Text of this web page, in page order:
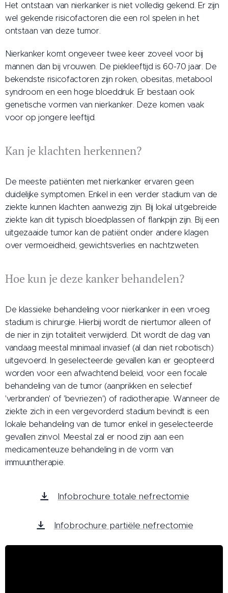
Het ontstaan van nierkanker is niet volledig gekend. Er zijn
wel gekende risicofactoren die een rol spelen in het
ontstaan van deze tumor.
Nierkanker komt ongeveer twee keer zoveel voor bij
mannen dan bij vrouwen. De piekleeftijd is 60-70 jaar. De
bekendste risicofactoren zijn roken, obesitas, metabool
syndroom en een hoge bloeddruk. Er bestaan ook
genetische vormen van nierkanker. Deze komen vaak
voor op jongere leeftijd.
Kan je klachten herkennen?
De meeste patiënten met nierkanker ervaren geen
duidelijke symptomen. Enkel in een verder stadium van de
ziekte kunnen klachten aanwezig zijn. Bij lokal uitgebreide
ziekte kan dit typisch bloedplassen of flankpijn zijn. Bij een
uitgezaaide tumor kan de patiënt onder andere klagen
over vermoeidheid, gewichtsverlies en nachtzweten.
Hoe kun je deze kanker behandelen?
De klassieke behandeling voor nierkanker in een vroeg
stadium is chirurgie. Hierbij wordt de niertumor alleen of
de nier in zijn totaliteit verwijderd. Dit wordt de dag van
vandaag meestal minimaal invasief (al dan niet robotisch)
uitgevoerd. In geselecteerde gevallen kan er geopteerd
worden voor een afwachtend beleid, voor een focale
behandeling van de tumor (aanprikken en selectief
'verbranden' of 'bevriezen') of radiotherapie. Wanneer de
ziekte zich in een vergevorderd stadium bevindt is een
lokale behandeling van de tumor enkel in geselecteerde
gevallen zinvol. Meestal zal er nood zijn aan een
medicamenteuze behandeling in de vorm van
immuuntherapie.
Infobrochure totale nefrectomie
Infobrochure partiële nefrectomie